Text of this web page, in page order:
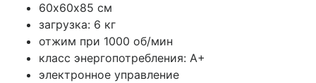
60х60х85 см
загрузка: 6 кг
отжим при 1000 об/мин
класс энергопотребления: A+
электронное управление